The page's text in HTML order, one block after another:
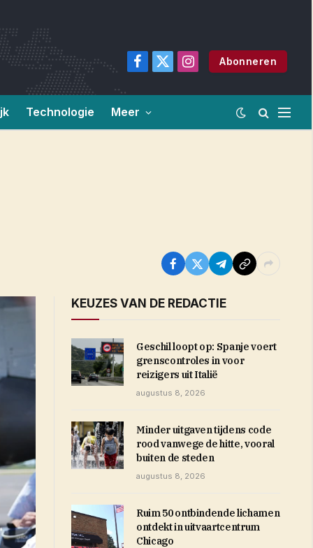
Facebook
X
Instagram
Abonneren
Technologie Meer
KEUZES VAN DE REDACTIE
Geschil loopt op: Spanje voert
grenscontroles in voor
reizigers uit Italië
augustus 8, 2026
Minder uitgaven tijdens code
rood vanwege de hitte, vooral
buiten de steden
augustus 8, 2026
Ruim 50 ontbindende lichamen
ontdekt in uitvaartcentrum
Chicago